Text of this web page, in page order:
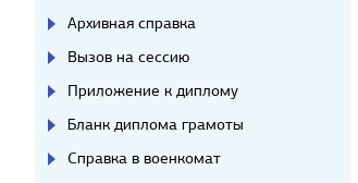
Архивная справка
Вызов на сессию
Приложение к диплому
Бланк диплома грамоты
Справка в военкомат